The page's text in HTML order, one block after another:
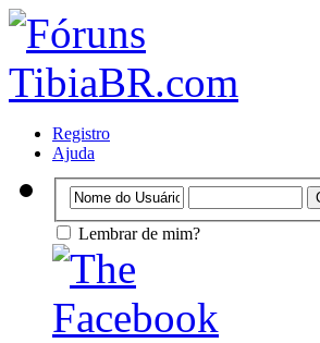
Registro
Ajuda
Lembrar de mim?